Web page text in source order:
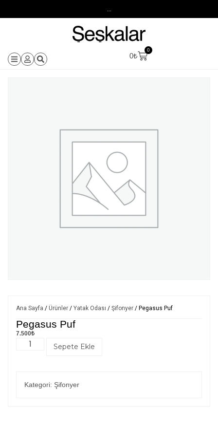
0₺
0
Ana Sayfa / Ürünler / Yatak Odası / Şifonyer / Pegasus Puf
Pegasus Puf
7.500₺
Sepete Ekle
Kategori: Şifonyer